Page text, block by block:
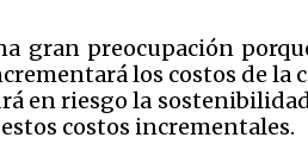
gran preocupación
los costos de la
en riesgo la
costos incrementales.